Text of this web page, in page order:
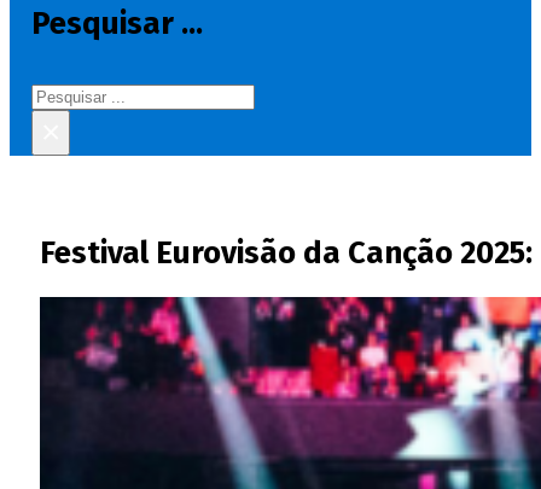
Pesquisar ...
Pesquisar
Festival Eurovisão da Canção